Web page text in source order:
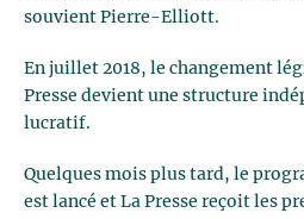
souvient Pierre-Elliott.
En juillet 2018, le changement
Presse devient une structure
lucratif.
Quelques mois plus tard, le
est lancé et La Presse reçoit les